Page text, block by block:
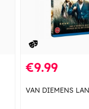
€9.99
VAN DIEMENS